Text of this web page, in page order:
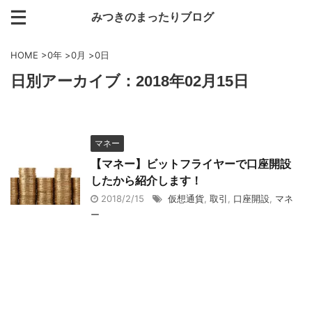
みつきのまったりブログ
HOME >0年 >0月 >0日
日別アーカイブ：2018年02月15日
マネー
【マネー】ビットフライヤーで口座開設
したから紹介します！
2018/2/15 仮想通貨 取引 口座開設 マネ
ー